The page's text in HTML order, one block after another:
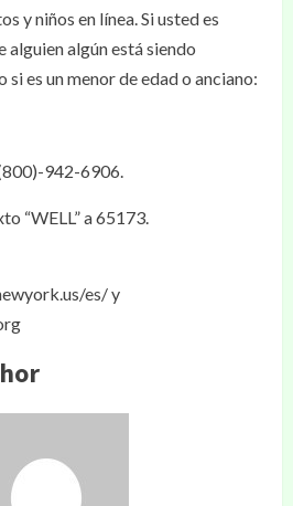
y niños en línea. Si usted es
alguien algún está siendo
es un menor de edad o anciano:
942-6906.
“WELL” a 65173.
es/ y